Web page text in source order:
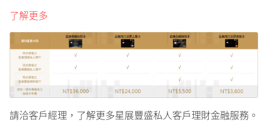
了解更多
請洽客戶經理，了解更多星展豐盛私人客戶理財金融服務。​